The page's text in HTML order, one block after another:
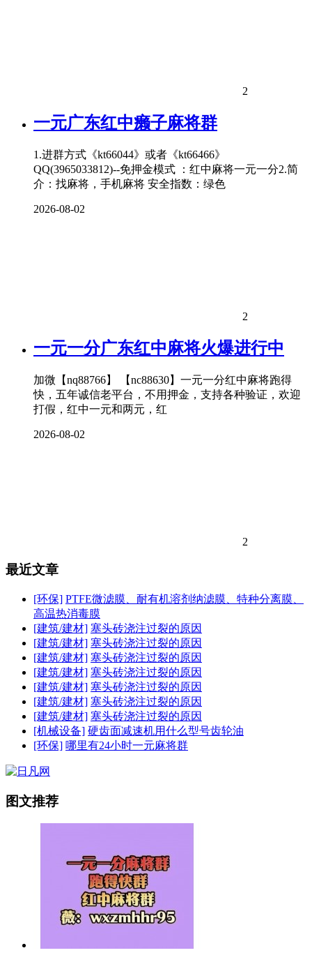
2
一元广东红中癞子麻将群
1.进群方式《kt66044》或者《kt66466》
QQ(3965033812)--免押金模式 ：红中麻将一元一分2.简
介：找麻将，手机麻将 安全指数：绿色
2026-08-02
2
一元一分广东红中麻将火爆进行中
加微【nq88766】 【nc88630】一元一分红中麻将跑得
快，五年诚信老平台，不用押金，支持各种验证，欢迎
打假，红中一元和两元，红
2026-08-02
2
最近文章
[环保] PTFE微滤膜、耐有机溶剂纳滤膜、特种分离膜、
高温热消毒膜
[建筑/建材] 塞头砖浇注过裂的原因
[建筑/建材] 塞头砖浇注过裂的原因
[建筑/建材] 塞头砖浇注过裂的原因
[建筑/建材] 塞头砖浇注过裂的原因
[建筑/建材] 塞头砖浇注过裂的原因
[建筑/建材] 塞头砖浇注过裂的原因
[建筑/建材] 塞头砖浇注过裂的原因
[机械设备] 硬齿面减速机用什么型号齿轮油
[环保] 哪里有24小时一元麻将群
图文推荐